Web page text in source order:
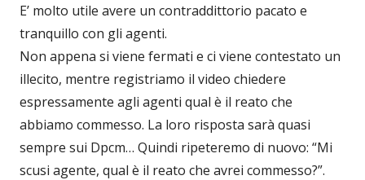
E’ molto utile avere un contraddittorio pacato e
tranquillo con gli agenti.
Non appena si viene fermati e ci viene contestato un
illecito, mentre registriamo il video chiedere
espressamente agli agenti qual è il reato che
abbiamo commesso. La loro risposta sarà quasi
sempre sui Dpcm… Quindi ripeteremo di nuovo: “Mi
scusi agente, qual è il reato che avrei commesso?”.